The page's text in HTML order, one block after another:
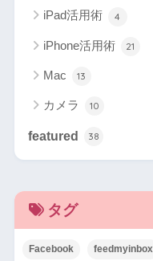
iPad活用術 4
iPhone活用術 21
Mac 13
カメラ 10
featured 38
タグ
Facebook feedmyinbox